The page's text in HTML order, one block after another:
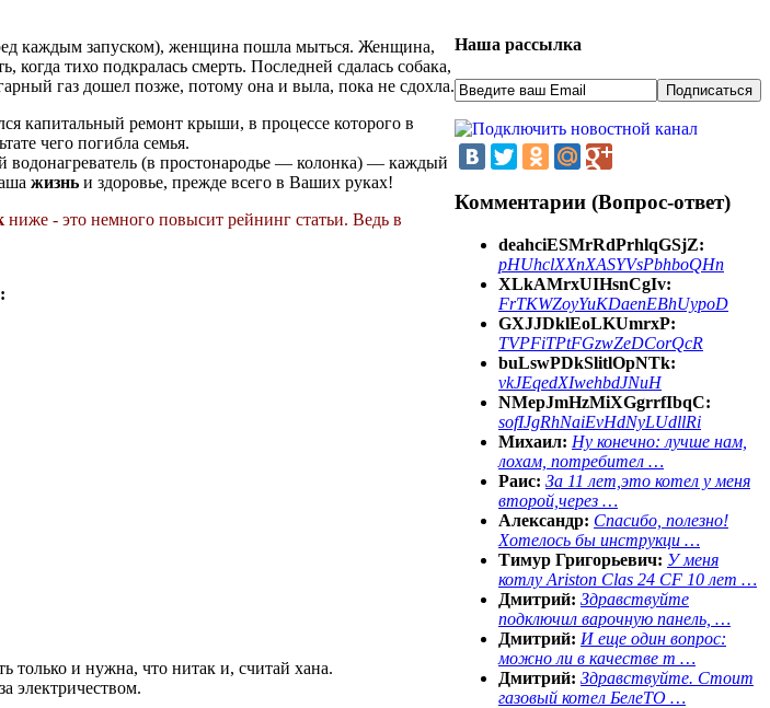
каждым запуском), женщина пошла мыться. Женщина,
когда тихо подкралась смерть. Последней сдалась собака,
газ дошел позже, потому она и выла, пока не сдохла.
капитальный ремонт крыши, в процессе которого в
чего погибла семья.
водонагреватель (в простонародье — колонка) — каждый
жизнь и здоровье, прежде всего в Ваших руках!
ниже - это немного повысит рейнинг статьи. Ведь в
только и нужна, что нитак и, считай хана.
электричеством.
Наша рассылка
Комментарии (Вопрос-ответ)
deahciESMrRdPrhlqGSjZ:
pHUhclXXnXASYVsPbhboQHn
XLkAMrxUIHsnCgIv:
FrTKWZoyYuKDaenEBhUypoD
GXJJDklEoLKUmrxP:
TVPFiTPtFGzwZeDCorQcR
buLswPDkSlitlOpNTk:
vkJEqedXIwehbdJNuH
NMepJmHzMiXGgrrfIbqC:
sofIJgRhNaiEvHdNyLUdllRi
Михаил: Ну конечно: лучше нам,
лохам, потребител …
Раис: За 11 лет,это котел у меня
второй,через …
Александр: Спасибо, полезно!
Хотелось бы инструкци …
Тимур Григорьевич: У меня
котлу Ariston Clas 24 CF 10 лет …
Дмитрий: Здравствуйте
подключил варочную панель, …
Дмитрий: И еще один вопрос:
можно ли в качестве т …
Дмитрий: Здравствуйте. Стоит
газовый котел БелеТО …